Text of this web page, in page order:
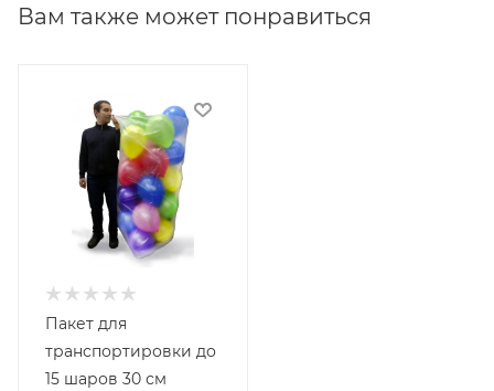
Вам также может понравиться
Пакет для
транспортировки до
15 шаров 30 см